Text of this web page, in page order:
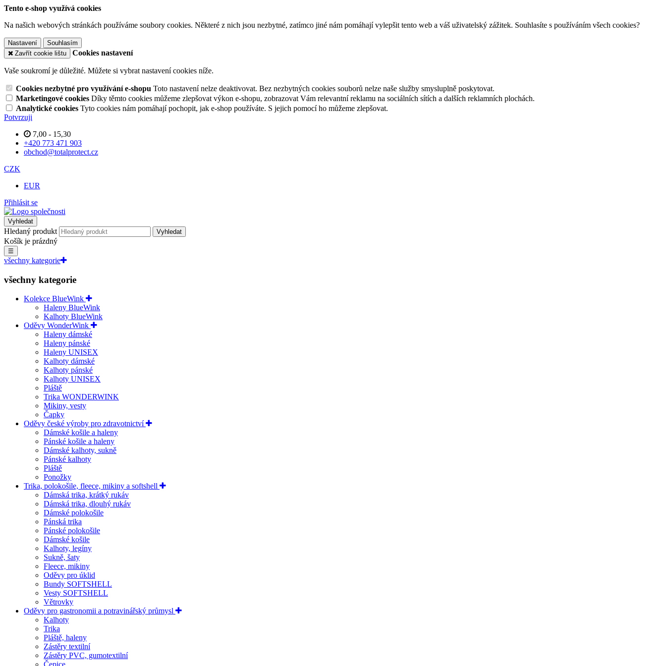
Tento e-shop využívá cookies
Na našich webových stránkách používáme soubory cookies. Některé z nich jsou nezbytné, zatímco jiné nám pomáhají vylepšit tento web a váš uživatelský zážitek. Souhlasíte s používáním všech cookies?
Nastavení
Souhlasím
Zavřít cookie lištu
Cookies nastavení
Vaše soukromí je důležité. Můžete si vybrat nastavení cookies níže.
Cookies nezbytné pro využívání e-shopu Toto nastavení nelze deaktivovat. Bez nezbytných cookies souborů nelze naše služby smysluplně poskytovat.
Marketingové cookies Díky těmto cookies můžeme zlepšovat výkon e-shopu, zobrazovat Vám relevantní reklamu na sociálních sítích a dalších reklamních plochách.
Analytické cookies Tyto cookies nám pomáhají pochopit, jak e-shop používáte. S jejich pomocí ho můžeme zlepšovat.
Potvrzuji
7,00 - 15,30
+420 773 471 903
obchod@totalprotect.cz
CZK
EUR
Přihlásit se
Vyhledat
Hledaný produkt Vyhledat
Košík je prázdný
☰
všechny kategorie
všechny kategorie
Kolekce BlueWink
Haleny BlueWink
Kalhoty BlueWink
Oděvy WonderWink
Haleny dámské
Haleny pánské
Haleny UNISEX
Kalhoty dámské
Kalhoty pánské
Kalhoty UNISEX
Pláště
Trika WONDERWINK
Mikiny, vesty
Čapky
Oděvy české výroby pro zdravotnictví
Dámské košile a haleny
Pánské košile a haleny
Dámské kalhoty, sukně
Pánské kalhoty
Pláště
Ponožky
Trika, polokošile, fleece, mikiny a softshell
Dámská trika, krátký rukáv
Dámská trika, dlouhý rukáv
Dámské polokošile
Pánská trika
Pánské polokošile
Dámské košile
Kalhoty, legíny
Sukně, šaty
Fleece, mikiny
Oděvy pro úklid
Bundy SOFTSHELL
Vesty SOFTSHELL
Větrovky
Oděvy pro gastronomii a potravinářský průmysl
Kalhoty
Trika
Pláště, haleny
Zástěry textilní
Zástěry PVC, gumotextilní